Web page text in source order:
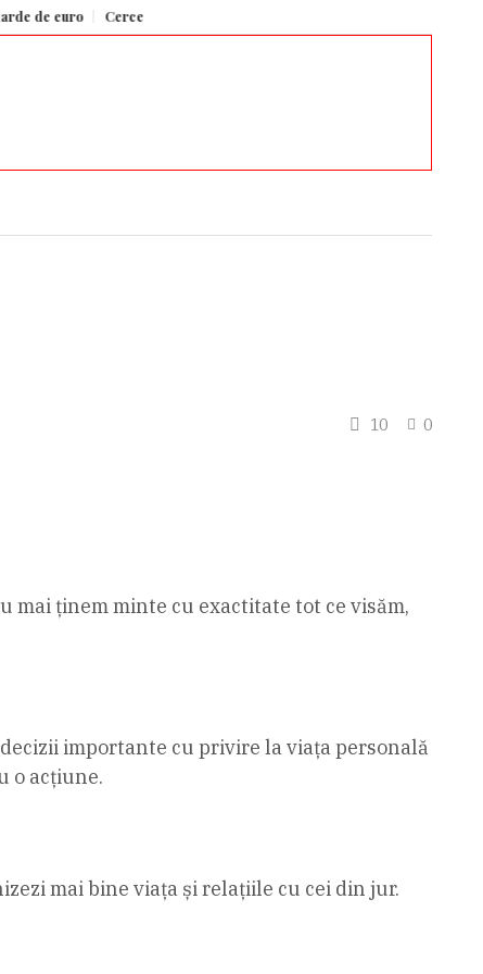
euro Cercetătorii Google au identificat un „vector al conștiinței” în
10
0
mai ținem minte cu exactitate tot ce visăm,
importante cu privire la viața personală
o acțiune.
mai bine viața și relațiile cu cei din jur.